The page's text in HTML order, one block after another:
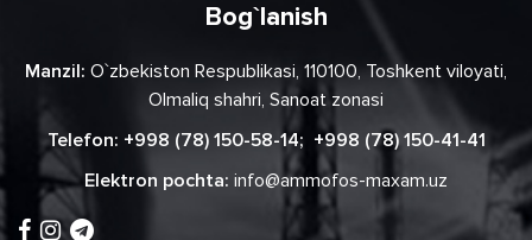
Bog`lanish
Manzil: O`zbekiston Respublikasi, 110100, Toshkent viloyati,
Olmaliq shahri, Sanoat zonasi
Telefon: +998 (78) 150-58-14; +998 (78) 150-41-41
Elektron pochta: info@ammofos-maxam.uz